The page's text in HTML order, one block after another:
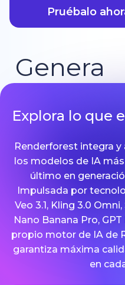
Pruébalo
Genera
Explora lo que
Renderforest integra
los modelos de IA
último en
Impulsada por
Veo 3.1, Kling 3.0
Nano Banana Pro,
propio motor de IA de
garantiza máxima
en